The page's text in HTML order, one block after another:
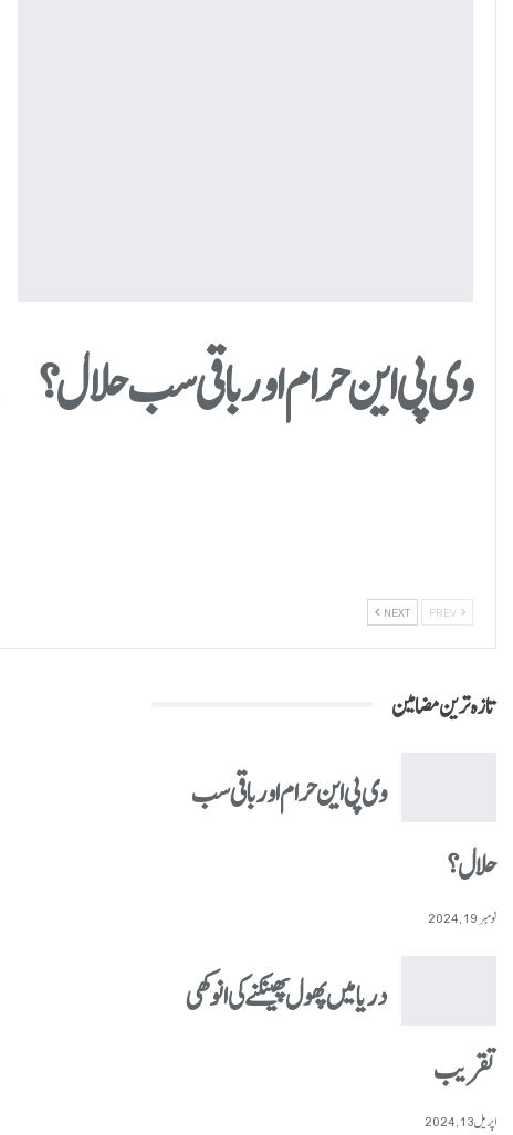
وی پی این حرام اور باقی سب حلال؟
NEXT
تازہ ترین مضامین
وی پی این حرام اور باقی سب
حلال؟
نومبر 19, 2024
دریا میں پھول پھینکنے کی انوکھی
تقریب
اپریل 13, 2024